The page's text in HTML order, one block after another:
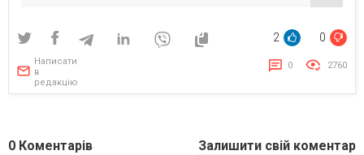
2 0
Написати
в
редакцію
0 2760
0 Коментарів Залишити свій коментар